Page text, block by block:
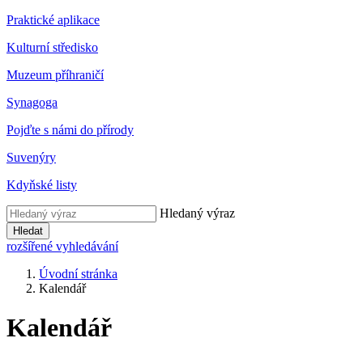
Praktické aplikace
Kulturní středisko
Muzeum příhraničí
Synagoga
Pojďte s námi do přírody
Suvenýry
Kdyňské listy
Hledaný výraz
Hledat
rozšířené vyhledávání
Úvodní stránka
Kalendář
Kalendář